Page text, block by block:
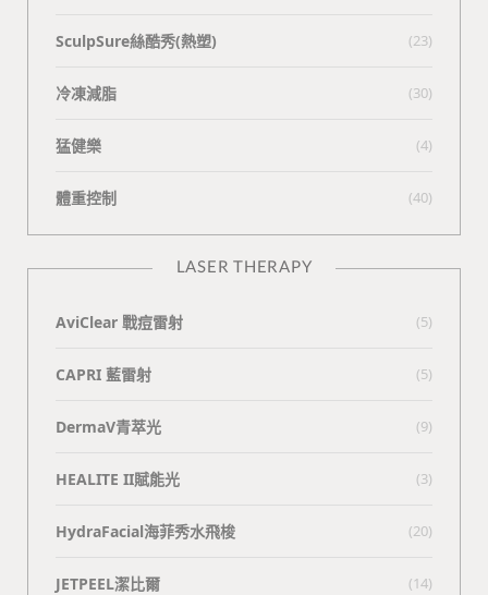
SculpSure絲酷秀(熱塑) (23)
冷凍減脂 (30)
猛健樂 (4)
體重控制 (40)
LASER THERAPY
AviClear 戰痘雷射 (5)
CAPRI 藍雷射 (5)
DermaV青萃光 (9)
HEALITE II賦能光 (3)
HydraFacial海菲秀水飛梭 (20)
JETPEEL潔比爾 (14)